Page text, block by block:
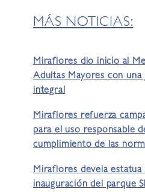
MÁS NOTICIAS:
Miraflores dio inicio al
Adultas Mayores con
integral
Miraflores refuerza
para el uso responsable
cumplimiento de las
Miraflores devela estatua
inauguración del parque